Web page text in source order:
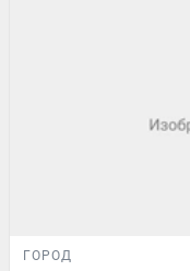
ГОРОД